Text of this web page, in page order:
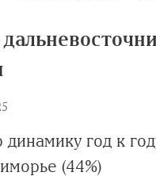
год к
(44%)